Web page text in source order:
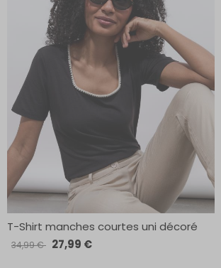
T-Shirt manches courtes uni décoré
34,99 € 27,99 €